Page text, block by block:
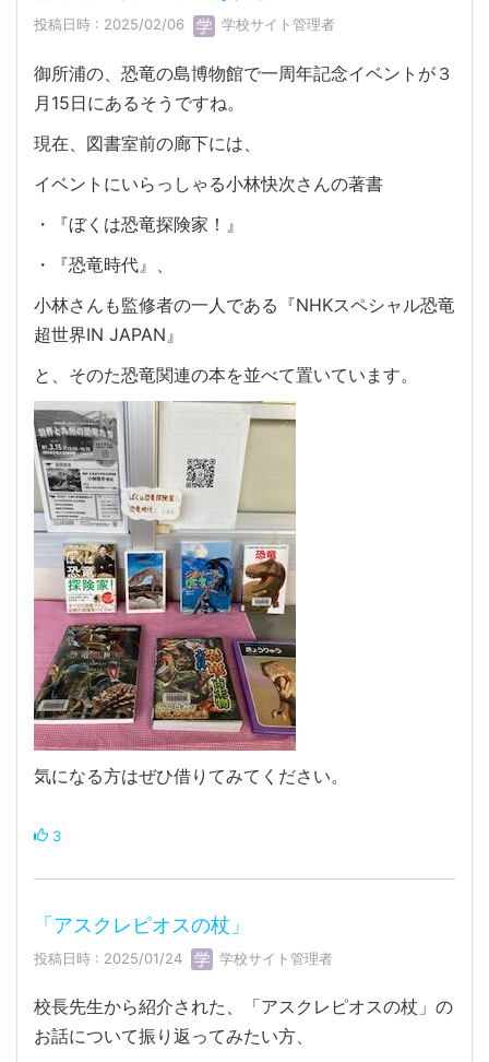
投稿日時 : 2025/02/06 学校サイト管理者
御所浦の、恐竜の島博物館で一周年記念イベントが３
月15日にあるそうですね。
現在、図書室前の廊下には、
イベントにいらっしゃる小林快次さんの著書
・『ぼくは恐竜探険家！』
・『恐竜時代』、
小林さんも監修者の一人である『NHKスペシャル恐竜
超世界IN JAPAN』
と、そのた恐竜関連の本を並べて置いています。
気になる方はぜひ借りてみてください。
3
「アスクレピオスの杖」
投稿日時 : 2025/01/24 学校サイト管理者
校長先生から紹介された、「アスクレピオスの杖」の
お話について振り返ってみたい方、